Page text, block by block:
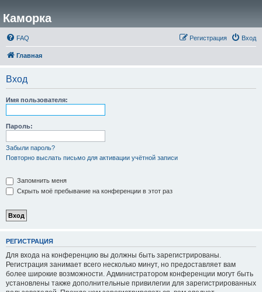
Каморка
FAQ Вход
Регистрация
Главная
Вход
Имя пользователя:
Пароль:
Забыли пароль?
Повторно выслать письмо для активации учётной записи
Запомнить меня
Скрыть моё пребывание на конференции в этот раз
РЕГИСТРАЦИЯ
Для входа на конференцию вы должны быть зарегистрированы.
Регистрация занимает всего несколько минут, но предоставляет вам
более широкие возможности. Администратором конференции могут быть
установлены также дополнительные привилегии для зарегистрированных